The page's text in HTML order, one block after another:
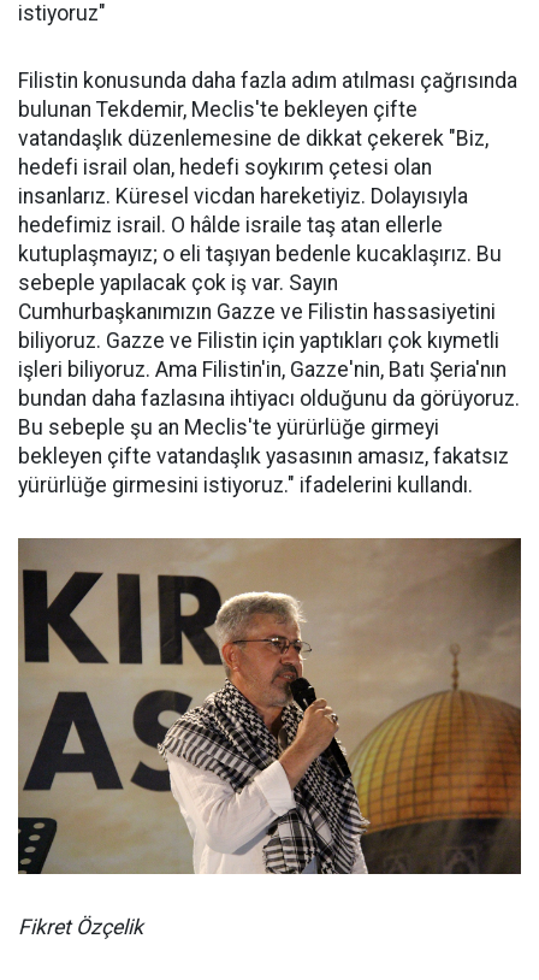
istiyoruz"
Filistin konusunda daha fazla adım atılması çağrısında
bulunan Tekdemir, Meclis'te bekleyen çifte
vatandaşlık düzenlemesine de dikkat çekerek "Biz,
hedefi israil olan, hedefi soykırım çetesi olan
insanlarız. Küresel vicdan hareketiyiz. Dolayısıyla
hedefimiz israil. O hâlde israile taş atan ellerle
kutuplaşmayız; o eli taşıyan bedenle kucaklaşırız. Bu
sebeple yapılacak çok iş var. Sayın
Cumhurbaşkanımızın Gazze ve Filistin hassasiyetini
biliyoruz. Gazze ve Filistin için yaptıkları çok kıymetli
işleri biliyoruz. Ama Filistin'in, Gazze'nin, Batı Şeria'nın
bundan daha fazlasına ihtiyacı olduğunu da görüyoruz.
Bu sebeple şu an Meclis'te yürürlüğe girmeyi
bekleyen çifte vatandaşlık yasasının amasız, fakatsız
yürürlüğe girmesini istiyoruz." ifadelerini kullandı.
Fikret Özçelik